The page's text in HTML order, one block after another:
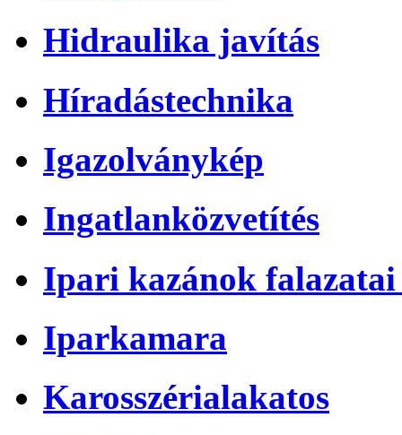
Hidraulika javítás
Híradástechnika
Igazolványkép
Ingatlanközvetítés
Ipari kazánok falazatai
Iparkamara
Karosszérialakatos